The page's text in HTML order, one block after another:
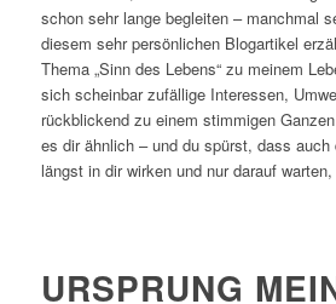
schon sehr lange begleiten – manchmal
diesem sehr persönlichen Blogartikel
Thema „Sinn des Lebens“ zu meinem
sich scheinbar zufällige Interessen,
rückblickend zu einem stimmigen
es dir ähnlich – und du spürst, dass auch
längst in dir wirken und nur darauf
URSPRUNG